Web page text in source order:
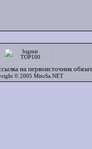
на первоисточник
© 2005 MitoSa.NET